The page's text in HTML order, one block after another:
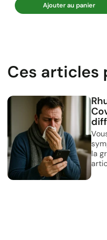
Ajouter au panier
Ces articles
la